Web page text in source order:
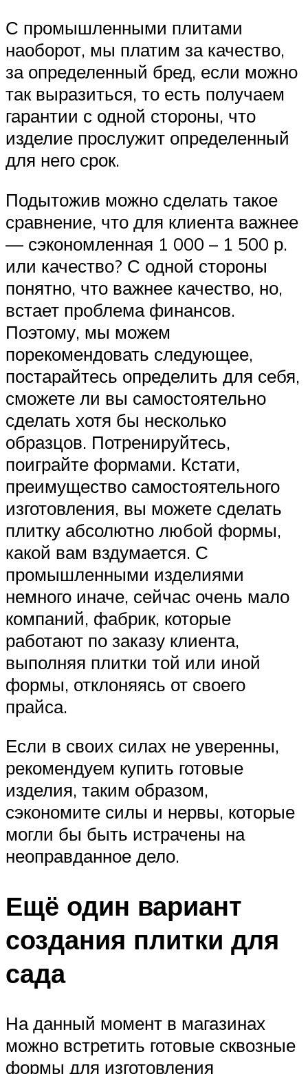
С промышленными плитами
наоборот, мы платим за качество,
за определенный бред, если можно
так выразиться, то есть получаем
гарантии с одной стороны, что
изделие прослужит определенный
для него срок.
Подытожив можно сделать такое
сравнение, что для клиента важнее
— сэкономленная 1 000 – 1 500 р.
или качество? С одной стороны
понятно, что важнее качество, но,
встает проблема финансов.
Поэтому, мы можем
порекомендовать следующее,
постарайтесь определить для себя,
сможете ли вы самостоятельно
сделать хотя бы несколько
образцов. Потренируйтесь,
поиграйте формами. Кстати,
преимущество самостоятельного
изготовления, вы можете сделать
плитку абсолютно любой формы,
какой вам вздумается. С
промышленными изделиями
немного иначе, сейчас очень мало
компаний, фабрик, которые
работают по заказу клиента,
выполняя плитки той или иной
формы, отклоняясь от своего
прайса.
Если в своих силах не уверенны,
рекомендуем купить готовые
изделия, таким образом,
сэкономите силы и нервы, которые
могли бы быть истрачены на
неоправданное дело.
Ещё один вариант
создания плитки для
сада
На данный момент в магазинах
можно встретить готовые сквозные
формы для изготовления